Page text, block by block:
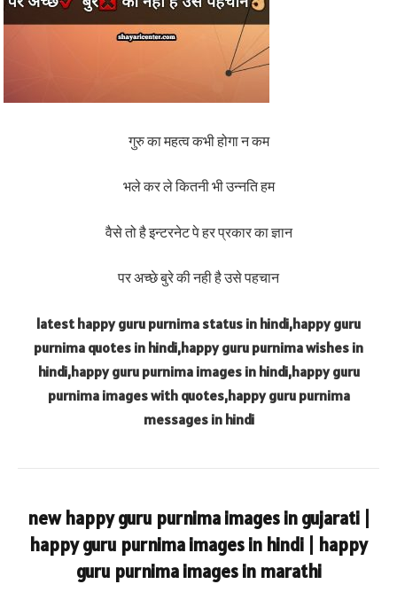
गुरु का महत्व कभी होगा न कम
भले कर ले कितनी भी उन्नति हम
वैसे तो है इन्टरनेट पे हर प्रकार का ज्ञान
पर अच्छे बुरे की नही है उसे पहचान
latest happy guru purnima status in hindi,happy guru
purnima quotes in hindi,happy guru purnima wishes in
hindi,happy guru purnima images in hindi,happy guru
purnima images with quotes,happy guru purnima
messages in hindi
new happy guru purnima images in gujarati |
happy guru purnima images in hindi | happy
guru purnima images in marathi